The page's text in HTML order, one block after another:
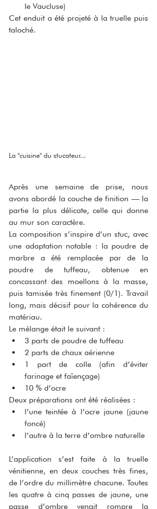
le Vaucluse)
Cet enduit a été projeté à la truelle puis
taloché.
La "cuisine" du stucateur...
Après une semaine de prise, nous
avons abordé la couche de finition — la
partie la plus délicate, celle qui donne
au mur son caractère.
La composition s’inspire d’un stuc, avec
une adaptation notable : la poudre de
marbre a été remplacée par de la
poudre de tuffeau, obtenue en
concassant des moellons à la masse,
puis tamisée très finement (0/1). Travail
long, mais décisif pour la cohérence du
matériau.
Le mélange était le suivant :
3 parts de poudre de tuffeau
2 parts de chaux aérienne
1 part de colle (afin d’éviter
farinage et faïençage)
10 % d’ocre
Deux préparations ont été réalisées :
l’une teintée à l’ocre jaune (jaune
foncé)
l’autre à la terre d’ombre naturelle
L’application s’est faite à la truelle
vénitienne, en deux couches très fines,
de l’ordre du millimètre chacune. Toutes
les quatre à cinq passes de jaune, une
passe d’ombre venait rompre la